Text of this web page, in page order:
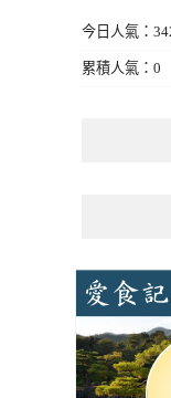
今日人氣：
累積人氣：0